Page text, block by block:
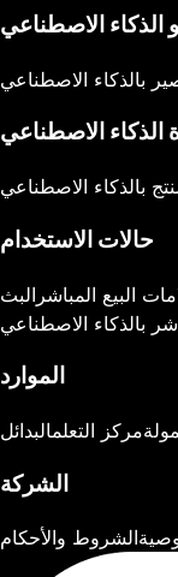
الذكاء الاصطناعي
بالذكاء الاصطناعي
الاصطناعي
بالذكاء الاصطناعي
حالات الاستخدام
البيع المباشر البث
بالذكاء الاصطناعي
الموارد
مركز التعلمالبدائل
الشركة
الشروط والأحكام